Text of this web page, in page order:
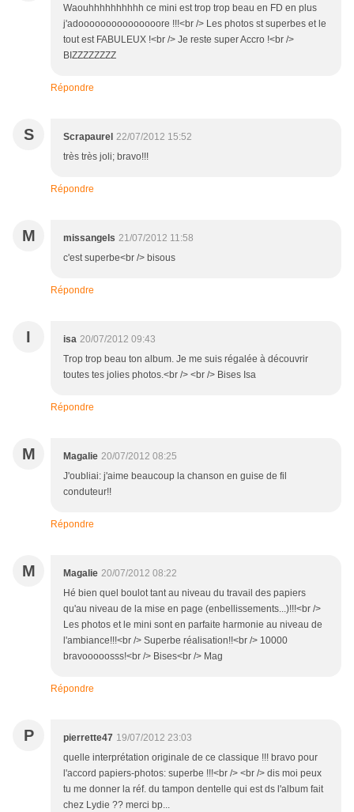
Waouhhhhhhhhhh ce mini est trop trop beau en FD en plus
j'adooooooooooooooore !!!<br /> Les photos st superbes et le
tout est FABULEUX !<br /> Je reste super Accro !<br />
BIZZZZZZZZ
Répondre
S Scrapaurel 22/07/2012 15:52
très très joli; bravo!!!
Répondre
M missangels 21/07/2012 11:58
c'est superbe<br /> bisous
Répondre
I isa 20/07/2012 09:43
Trop trop beau ton album. Je me suis régalée à découvrir
toutes tes jolies photos.<br /> <br /> Bises Isa
Répondre
M Magalie 20/07/2012 08:25
J'oubliai: j'aime beaucoup la chanson en guise de fil
conduteur!!
Répondre
M Magalie 20/07/2012 08:22
Hé bien quel boulot tant au niveau du travail des papiers
qu'au niveau de la mise en page (enbellissements...)!!!<br />
Les photos et le mini sont en parfaite harmonie au niveau de
l'ambiance!!!<br /> Superbe réalisation!!<br /> 10000
bravooooosss!<br /> Bises<br /> Mag
Répondre
P pierrette47 19/07/2012 23:03
quelle interprétation originale de ce classique !!! bravo pour
l'accord papiers-photos: superbe !!!<br /> <br /> dis moi peux
tu me donner la réf. du tampon dentelle qui est ds l'album fait
chez Lydie ?? merci bp...